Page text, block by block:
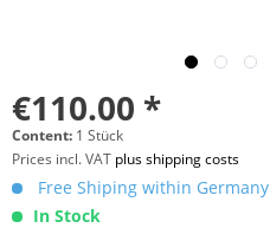
€110.00 *
Content: 1 Stück
Prices incl. VAT plus shipping costs
Free Shiping within Germany
In Stock